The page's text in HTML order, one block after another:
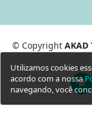
© Copyright AKAD
Utilizamos cookies
acordo com a nossa
navegando, você